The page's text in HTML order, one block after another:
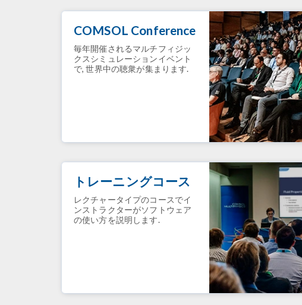
COMSOL Conference
毎年開催されるマルチフィジッ
クスシミュレーションイベント
で, 世界中の聴衆が集まります.
トレーニングコース
レクチャータイプのコースでイ
ンストラクターがソフトウェア
の使い方を説明します.